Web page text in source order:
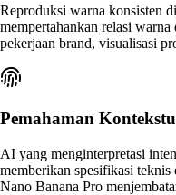
Reproduksi warna konsisten
mempertahankan relasi
pekerjaan brand, visualisasi
Pemahaman
AI yang menginterpretasi
memberikan spesifikasi
Nano Banana Pro